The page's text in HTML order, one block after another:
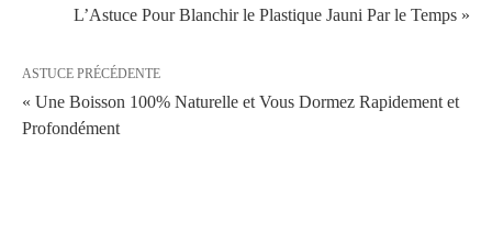
L’Astuce Pour Blanchir le Plastique Jauni Par le Temps »
ASTUCE PRÉCÉDENTE
« Une Boisson 100% Naturelle et Vous Dormez Rapidement et
Profondément